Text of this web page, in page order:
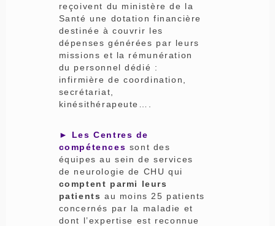
reçoivent du ministère de la
Santé une dotation financière
destinée à couvrir les
dépenses générées par leurs
missions et la rémunération
du personnel dédié :
infirmière de coordination,
secrétariat,
kinésithérapeute….
► Les Centres de
compétences sont des
équipes au sein de services
de neurologie de CHU qui
comptent parmi leurs
patients au moins 25 patients
concernés par la maladie et
dont l’expertise est reconnue